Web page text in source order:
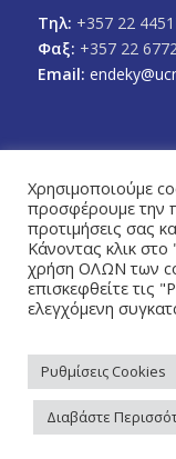
Τηλ: +357 22
Φαξ: +357 22
Email:
FOLLOW US
Πολιτική Απορρήτου
© Copyright 2026 -
NETinfo Plc
Χρησιμοποιούμε
προσφέρουμε την
προτιμήσεις σας
Κάνοντας κλικ
χρήση ΟΛΩΝ των
επισκεφθείτε τις
ελεγχόμενη
Ρυθμίσεις Cookies
Διαβάστε